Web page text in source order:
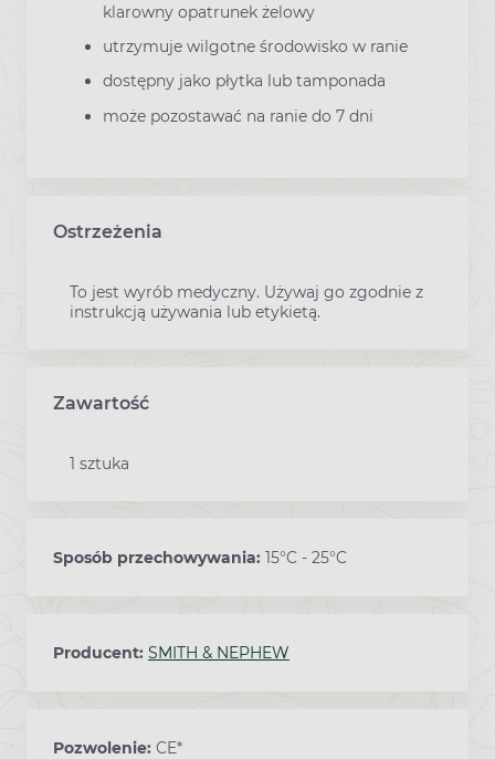
klarowny opatrunek żelowy
utrzymuje wilgotne środowisko w ranie
dostępny jako płytka lub tamponada
może pozostawać na ranie do 7 dni
Ostrzeżenia
To jest wyrób medyczny. Używaj go zgodnie z
instrukcją używania lub etykietą.
Zawartość
1 sztuka
Sposób przechowywania: 15°C - 25°C
Producent: SMITH & NEPHEW
Pozwolenie: CE*